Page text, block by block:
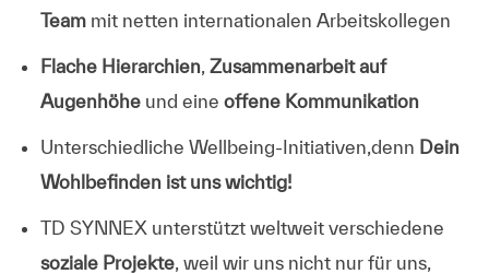
Team mit netten internationalen Arbeitskollegen
Flache Hierarchien, Zusammenarbeit auf
Augenhöheund eine offene Kommunikation
Unterschiedliche Wellbeing-Initiativen,denn Dein
Wohlbefinden ist uns wichtig!
TD SYNNEX unterstützt weltweit verschiedene
soziale Projekte, weil wir uns nicht nur für uns,